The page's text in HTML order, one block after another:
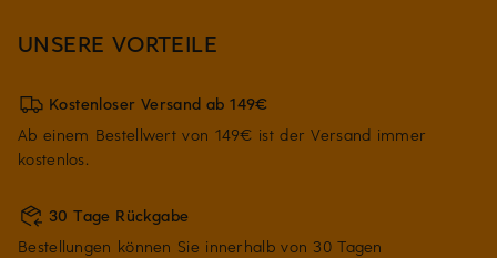
UNSERE VORTEILE
Kostenloser Versand ab 149€
Ab einem Bestellwert von 149€ ist der Versand immer
kostenlos.
30 Tage Rückgabe
Bestellungen können Sie innerhalb von 30 Tagen